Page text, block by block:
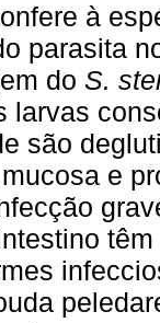
à
parasita
do S.
larvas
são
e